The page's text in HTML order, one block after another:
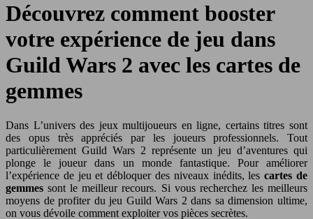
Découvrez comment booster
votre expérience de jeu dans
Guild Wars 2 avec les cartes de
gemmes
Dans L’univers des jeux multijoueurs en ligne, certains titres sont
des opus très appréciés par les joueurs professionnels. Tout
particulièrement Guild Wars 2 représente un jeu d’aventures qui
plonge le joueur dans un monde fantastique. Pour améliorer
l’expérience de jeu et débloquer des niveaux inédits, lescartes de
gemmes sont le meilleur recours. Si vous recherchez les meilleurs
moyens de profiter du jeu Guild Wars 2 dans sa dimension ultime,
on vous dévoile comment exploiter vos pièces secrètes.